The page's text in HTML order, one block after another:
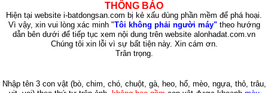
THÔNG BÁO
Hiện tại website i-batdongsan.com bị kẻ xấu dùng phần mềm để phá hoại.
Vì vậy, xin vui lòng xác minh "Tôi không phải người máy"theo hướng
dẫn bên dưới để tiếp tục xem nội dung trên website alonhadat.com.vn
Chúng tôi xin lỗi vì sự bất tiện này. Xin cám ơn.
Trân trọng.
Nhập tên 3 con vật (bò, chim, chó, chuột, gà, heo, hổ, mèo, ngựa, thỏ, trâu,